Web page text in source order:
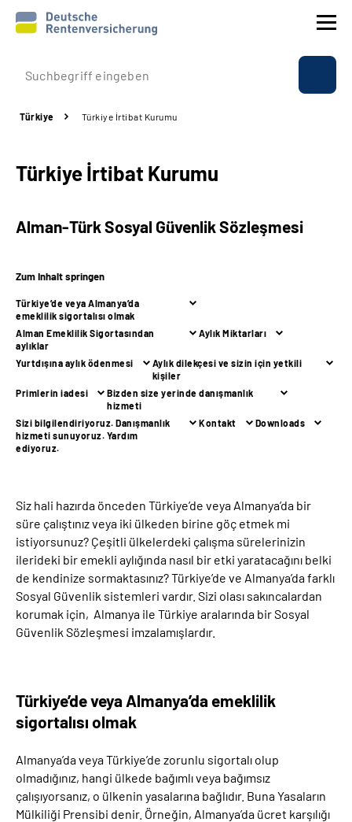
Prävention
Rente
Beratung & Kontakt
Über uns & Presse
Online-Services
Suche
Language
Leichte Sprache
Mein Kundenportal
Türkiye Türkiye İrtibat Kurumu
Türkiye İrtibat Kurumu
Alman-Türk Sosyal Güvenlik Sözleşmesi
Zum Inhalt springen
Türkiye’de veya Almanya’da
emeklilik sigortalısı olmak
Alman Emeklilik Sigortasından
aylıklar
Aylık Miktarları
Yurtdışına aylık ödenmesi
Aylık dilekçesi ve sizin için yetkili
kişiler
Primlerin iadesi
Bizden size yerinde danışmanlık
hizmeti
Sizi bilgilendiriyoruz. Danışmanlık
hizmeti sunuyoruz. Yardım
ediyoruz.
Kontakt Downloads
Siz hali hazırda önceden Türkiye’de veya Almanya’da bir
süre çalıştınız veya iki ülkeden birine göç etmek mi
istiyorsunuz? Çeşitli ülkelerdeki çalışma sürelerinizin
ilerideki bir emekli aylığında nasıl bir etki yaratacağını belki
de kendinize sormaktasınız? Türkiye’de ve Almanya’da farklı
Sosyal Güvenlik sistemleri vardır. Sizi olası sakıncalardan
korumak için, Almanya ile Türkiye aralarında bir Sosyal
Güvenlik Sözleşmesi imzalamışlardır.
Türkiye’de veya Almanya’da emeklilik
sigortalısı olmak
Almanya’da veya Türkiye’de zorunlu sigortalı olup
olmadığınız, hangi ülkede bağımlı veya bağımsız
çalışıyorsanız, o ülkenin yasalarına bağlıdır. Buna Yasaların
Mülkiliği Prensibi denir. Örneğin, Almanya’da ücret karşılığı